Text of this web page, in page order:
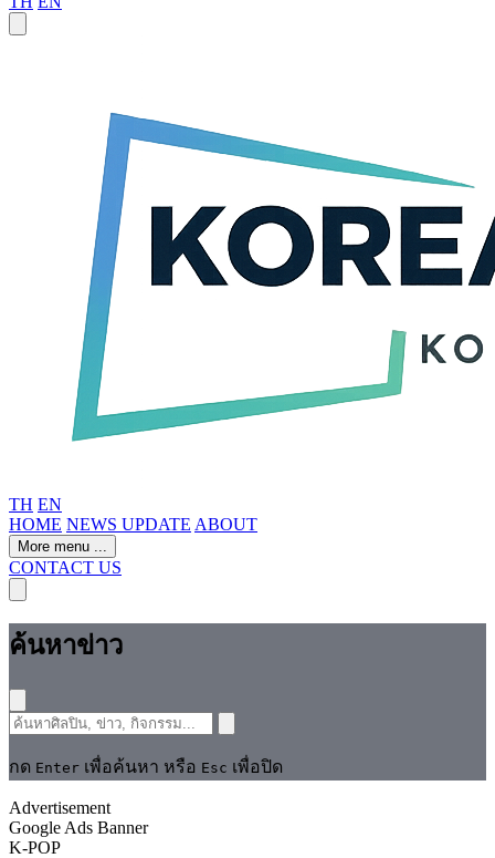
TH EN
HOME NEWS UPDATE ABOUT
More menu ...
CONTACT US
ค้นหาข่าว
กด Enter เพื่อค้นหา หรือ Esc เพื่อปิด
Advertisement
Google Ads Banner
K-POP